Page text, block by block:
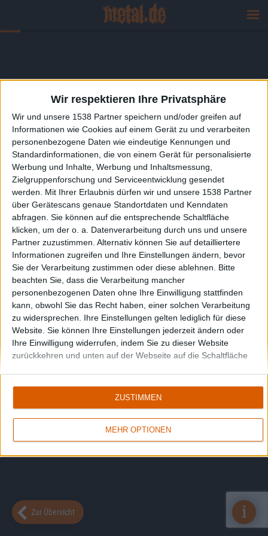
Wir respektieren Ihre Privatsphäre
Wir und unsere 1538 Partner speichern und/oder greifen auf
Informationen wie Cookies auf einem Gerät zu und verarbeiten
personenbezogene Daten wie eindeutige Kennungen und
Standardinformationen, die von einem Gerät für personalisierte
Werbung und Inhalte, Werbung und Inhaltsmessung,
Zielgruppenforschung und Serviceentwicklung gesendet
werden.
Mit Ihrer Erlaubnis dürfen wir und unsere 1538 Partner
über Gerätescans genaue Standortdaten und Kenndaten
abfragen. Sie können auf die entsprechende Schaltfläche
klicken, um der o. a. Datenverarbeitung durch uns und unsere
Partner zuzustimmen. Alternativ können Sie auf detailliertere
Informationen zugreifen und Ihre Einstellungen ändern, bevor
Sie der Verarbeitung zustimmen oder diese ablehnen.
Bitte
beachten Sie, dass die Verarbeitung mancher
personenbezogenen Daten ohne Ihre Einwilligung stattfinden
kann, obwohl Sie das Recht haben, einer solchen Verarbeitung
zu widersprechen. Ihre Einstellungen gelten lediglich für diese
Website. Sie können Ihre Einstellungen jederzeit ändern oder
Ihre Einwilligung widerrufen, indem Sie zu dieser Website
zurückkehren und unten auf der Webseite auf die Schaltfläche
MEHR OPTIONEN
ZUSTIMMEN
Zur Übersicht i